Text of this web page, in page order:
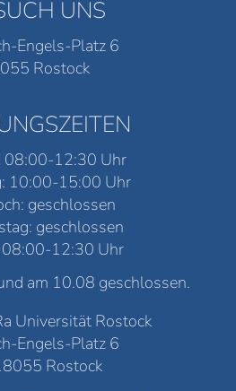
UNS
Engels-Platz 6
Rostock
08:00-12:30 Uhr
10:00-15:00 Uhr
geschlossen
geschlossen
08:00-12:30 Uhr
am 10.08 geschlossen.
Universität Rostock
Engels-Platz 6
Rostock